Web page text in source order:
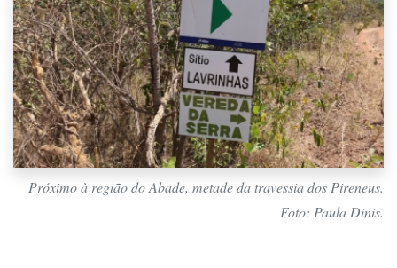
Próximo à região do Abade, metade da travessia dos Pireneus.
Foto: Paula Dinis.